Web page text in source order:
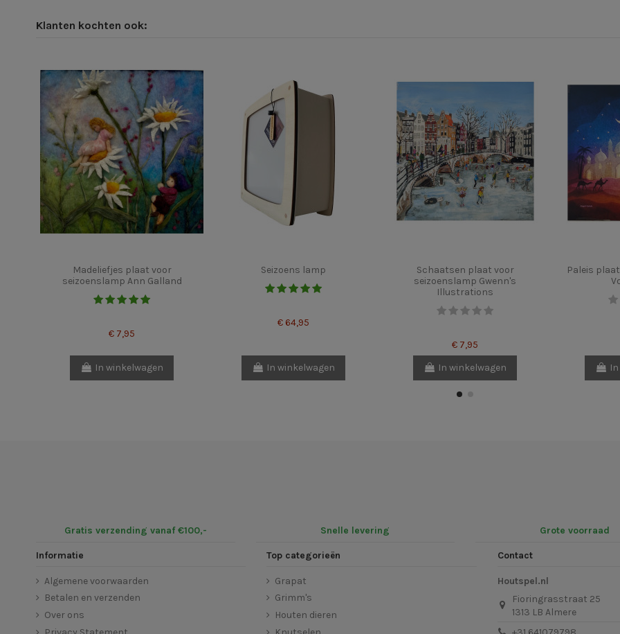
Klanten kochten ook:
Madeliefjes plaat voor
seizoenslamp Ann Galland
€ 7,95
In winkelwagen
Seizoens lamp
€ 64,95
In winkelwagen
Schaatsen plaat voor
seizoenslamp Gwenn's
Illustrations
€ 7,95
In winkelwagen
Paleis
Gratis verzending vanaf €100,- Snelle levering Grote voorraad
Informatie
Algemene voorwaarden
Betalen en verzenden
Over ons
Top categorieën
Grapat
Grimm's
Houten dieren
Contact
Houtspel.nl
Fioringrasstraat 25
1313 LB Almere